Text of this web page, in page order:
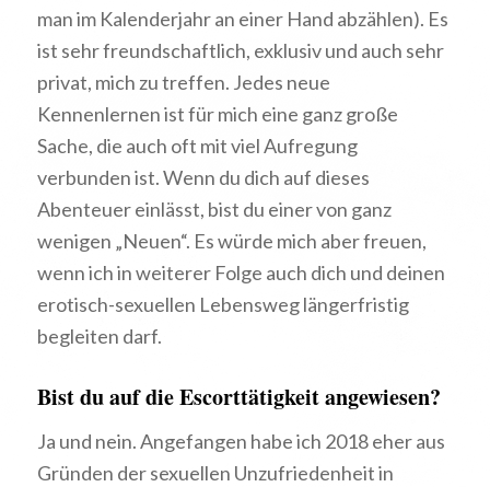
man im Kalenderjahr an einer Hand abzählen). Es
ist sehr freundschaftlich, exklusiv und auch sehr
privat, mich zu treffen. Jedes neue
Kennenlernen ist für mich eine ganz große
Sache, die auch oft mit viel Aufregung
verbunden ist. Wenn du dich auf dieses
Abenteuer einlässt, bist du einer von ganz
wenigen „Neuen“. Es würde mich aber freuen,
wenn ich in weiterer Folge auch dich und deinen
erotisch-sexuellen Lebensweg längerfristig
begleiten darf.
Bist du auf die Escorttätigkeit angewiesen?
Ja und nein. Angefangen habe ich 2018 eher aus
Gründen der sexuellen Unzufriedenheit in